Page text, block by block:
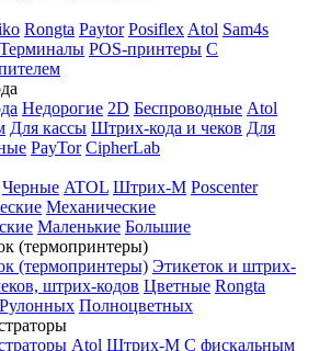
Rongta Paytor Posiflex Atol Sam4s
Терминалы POS-принтеры С
Недорогие 2D Беспроводные Atol
Для кассы Штрих-кода и чеков Для
PayTor CipherLab
Черные ATOL Штрих-М Poscenter
Механические
Маленькие Большие
(термопринтеры)
(термопринтеры) Этикеток и штрих-
штрих-кодов Цветные Rongta
Рулонных Полноцветных
Atol Штрих-М С фискальным